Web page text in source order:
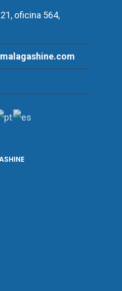
oficina 564,